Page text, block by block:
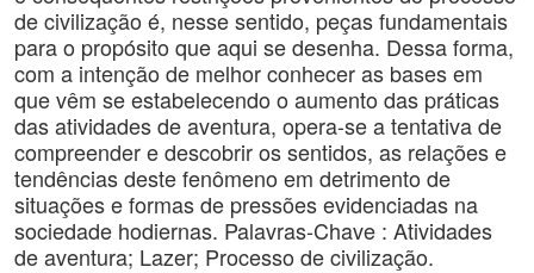
de civilização é, nesse sentido, peças fundamentais
para o propósito que aqui se desenha. Dessa forma,
com a intenção de melhor conhecer as bases em
que vêm se estabelecendo o aumento das práticas
das atividades de aventura, opera-se a tentativa de
compreender e descobrir os sentidos, as relações e
tendências deste fenômeno em detrimento de
situações e formas de pressões evidenciadas na
sociedade hodiernas. Palavras-Chave : Atividades
de aventura; Lazer; Processo de civilização.